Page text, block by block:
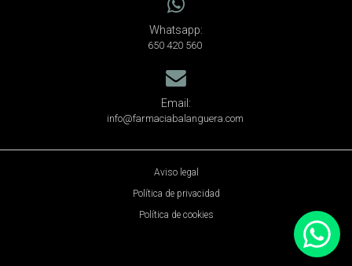
Whatsapp:
650 420 560
Email:
info@farmaciabalanguera.com
Aviso legal
Política de privacidad
Política de cookies